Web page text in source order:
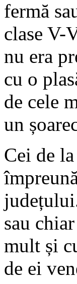
fermă
clase V-
nu era
cu o
de cele
un
Cei de
sau
mult și
de ei